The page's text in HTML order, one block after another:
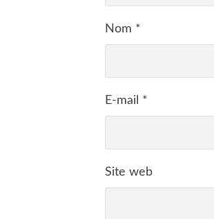
Nom *
E-mail *
Site web